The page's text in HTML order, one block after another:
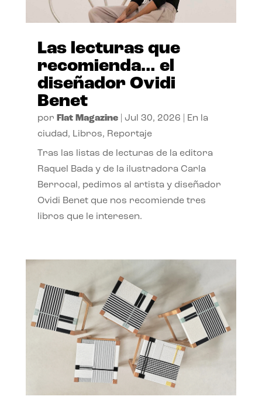
Las lecturas que
recomienda… el
diseñador Ovidi
Benet
por Flat Magazine| Jul 30, 2026
En la
ciudad, Libros, Reportaje
Tras las listas de lecturas de la editora
Raquel Bada y de la ilustradora Carla
Berrocal, pedimos al artista y diseñador
Ovidi Benet que nos recomiende tres
libros que le interesen.